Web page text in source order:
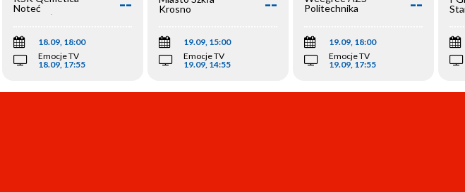
Noteć
Inowrocław
18.09, 18:00
Emocje TV
18.09, 17:55
Krosno
19.09, 15:00
Emocje TV
19.09, 14:55
Politechnika
19.09, 18:00
Emocje TV
19.09, 17:55